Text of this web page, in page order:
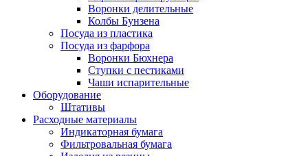
Воронки делительные
Колбы Бунзена
Посуда из пластика
Посуда из фарфора
Воронки Бюхнера
Ступки с пестиками
Чаши испарительные
Оборудование
Штативы
Расходные материалы
Индикаторная бумага
Фильтровальная бумага